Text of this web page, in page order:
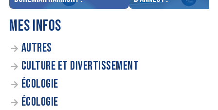
MES INFOS
AUTRES
CULTURE ET DIVERTISSEMENT
ÉCOLOGIE
ÉCOLOGIE